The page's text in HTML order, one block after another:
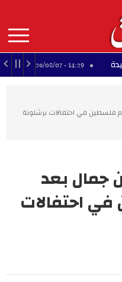
contenu
principal
MAIN
NAVIGATION 14:29 - 2026/08/07 كرة اليد:
فلسطين في احتفالات برشلونة
جمال بعد
احتفالات